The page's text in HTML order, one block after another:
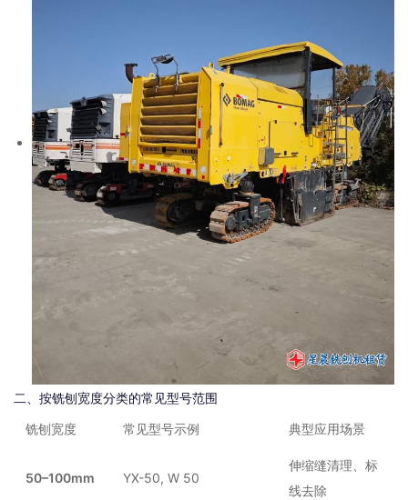
二、按铣刨宽度分类的常见型号范围
铣刨宽度
常见型号示例 典型应用场景
50–100mm YX-50, W 50
伸缩缝清理、标
线去除